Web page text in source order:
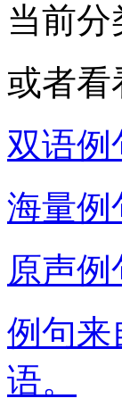
当前
或者看
双语例
海量例
原声例
例句来
语。